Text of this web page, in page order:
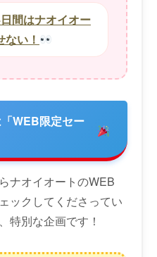
間はナオイオー
ない！
WEB限定セー
ナオイオートのWEB
ックしてくださってい
特別な企画です！